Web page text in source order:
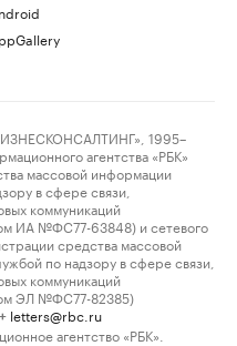
1995–
агентства «РБК»
массовой информации
в сфере связи,
коммуникаций
ИА №ФС77-63848) и сетевого
средства массовой
по надзору в сфере связи,
коммуникаций
ЭЛ №ФС77-82385)
letters@rbc.ru
агентство «РБК».